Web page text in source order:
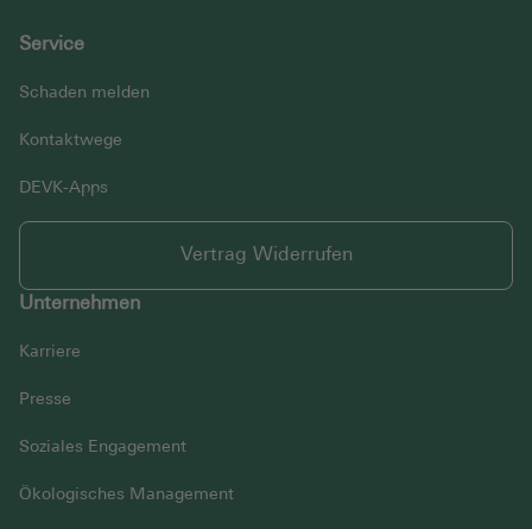
Service
Schaden melden
Kontaktwege
DEVK-Apps
Vertrag Widerrufen
Unternehmen
Karriere
Presse
Soziales Engagement
Ökologisches Management